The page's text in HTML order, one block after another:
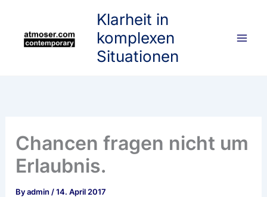
content
Klarheit in
komplexen
Situationen
Chancen fragen nicht um
Erlaubnis.
Byadmin /14. April 2017